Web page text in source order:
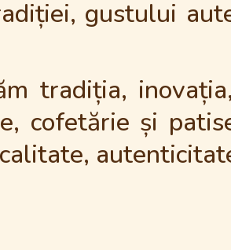
gustului
tradiția,
cofetărie și